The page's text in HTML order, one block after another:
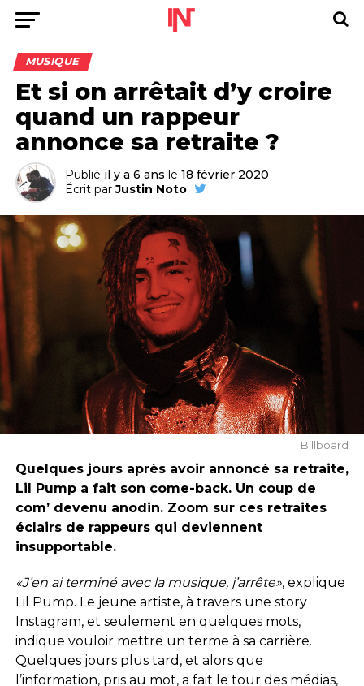
MUSIQUE
Et si on arrêtait d’y croire
quand un rappeur
annonce sa retraite ?
Publié il y a 6 ans le 18 février 2020
Écrit par Justin Noto
Billboard
Quelques jours après avoir annoncé sa retraite,
Lil Pump a fait son come-back. Un coup de
com’ devenu anodin. Zoom sur ces retraites
éclairs de rappeurs qui deviennent
insupportable.
«J’en ai terminé avec la musique, j’arrête», explique
Lil Pump. Le jeune artiste, à travers une story
Instagram, et seulement en quelques mots,
indique vouloir mettre un terme à sa carrière.
Quelques jours plus tard, et alors que
l’information, pris au mot, a fait le tour des médias,